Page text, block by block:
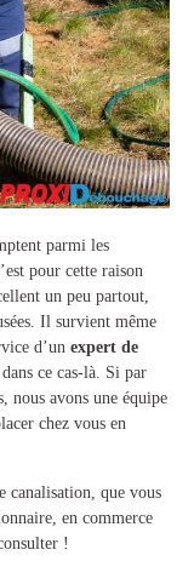
parmi les
pour cette raison
un peu partout,
Il survient même
d’un expert de
ce cas-là. Si par
nous avons une équipe
chez vous en
canalisation , que vous
en commerce
!